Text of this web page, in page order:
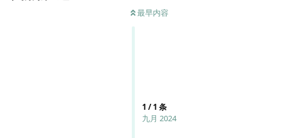
最早内容
1 /1 条
九月 2024